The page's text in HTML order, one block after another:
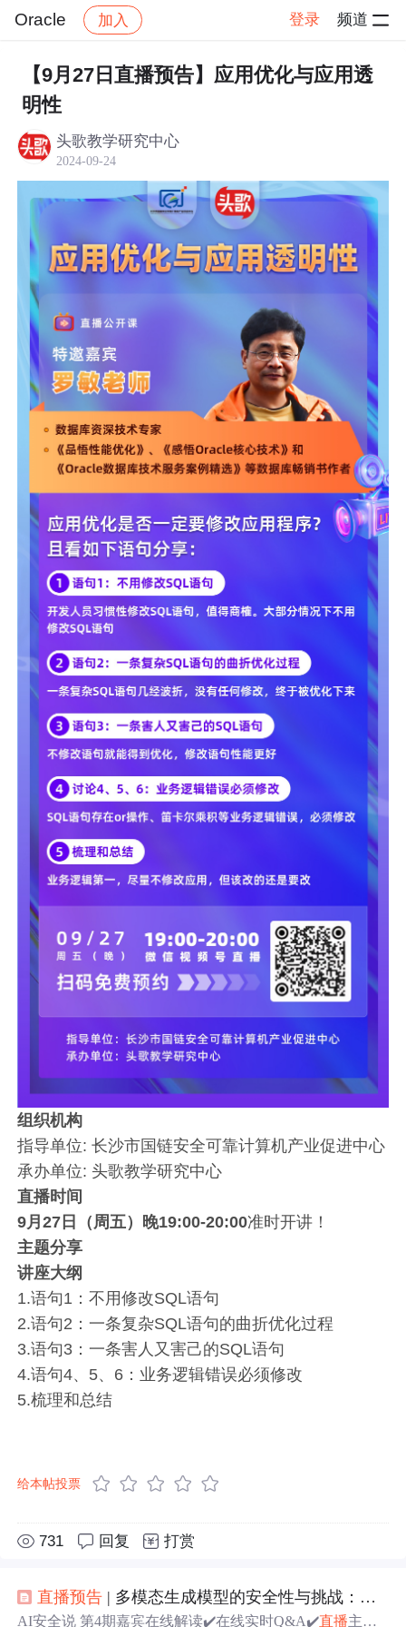
Oracle 加入 登录 频道
社区 Oracle Oracle 高级技术 帖子详情
【9月27日直播预告】应用优化与应用透
明性
头歌教学研究中心
2024-09-24
组织机构
指导单位: 长沙市国链安全可靠计算机产业促进中心
承办单位: 头歌教学研究中心
直播时间
9月27日（周五）晚19:00-20:00准时开讲！
主题分享
讲座大纲
1.语句1：不用修改SQL语句
2.语句2：一条复杂SQL语句的曲折优化过程
3.语句3：一条害人又害己的SQL语句
4.语句4、5、6：业务逻辑错误必须修改
5.梳理和总结
给本帖投票
731 回复 打赏
直播预告 | 多模态生成模型的安全性与挑战：从推理、学习到泛化的探索
AI安全说 第4期嘉宾在线解读✔️在线实时Q&A✔️直播主题